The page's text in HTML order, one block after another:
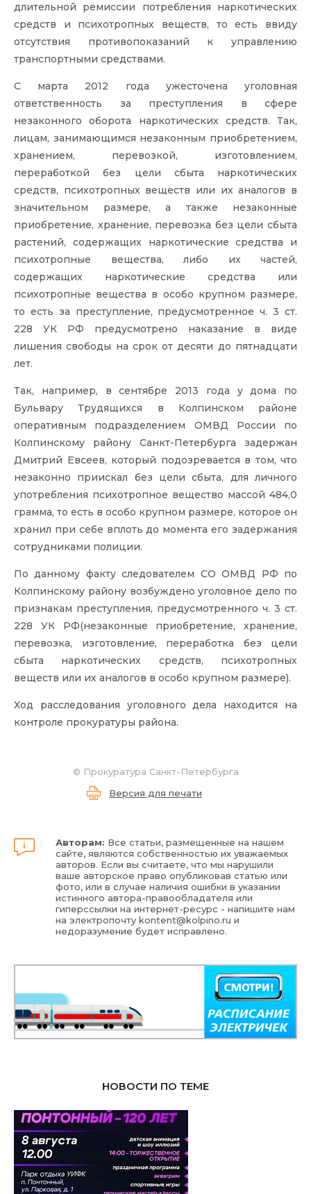
длительной ремиссии потребления наркотических
средств и психотропных веществ, то есть ввиду
отсутствия противопоказаний к управлению
транспортными средствами.
С марта 2012 года ужесточена уголовная
ответственность за преступления в сфере
незаконного оборота наркотических средств. Так,
лицам, занимающимся незаконным приобретением,
хранением, перевозкой, изготовлением,
переработкой без цели сбыта наркотических
средств, психотропных веществ или их аналогов в
значительном размере, а также незаконные
приобретение, хранение, перевозка без цели сбыта
растений, содержащих наркотические средства и
психотропные вещества, либо их частей,
содержащих наркотические средства или
психотропные вещества в особо крупном размере,
то есть за преступление, предусмотренное ч. 3 ст.
228 УК РФ предусмотрено наказание в виде
лишения свободы на срок от десяти до пятнадцати
лет.
Так, например, в сентябре 2013 года у дома по
Бульвару Трудящихся в Колпинском районе
оперативным подразделением ОМВД России по
Колпинскому району Санкт-Петербурга задержан
Дмитрий Евсеев, который подозревается в том, что
незаконно приискал без цели сбыта, для личного
употребления психотропное вещество массой 484,0
грамма, то есть в особо крупном размере, которое он
хранил при себе вплоть до момента его задержания
сотрудниками полиции.
По данному факту следователем СО ОМВД РФ по
Колпинскому району возбуждено уголовное дело по
признакам преступления, предусмотренного ч. 3 ст.
228 УК РФ(незаконные приобретение, хранение,
перевозка, изготовление, переработка без цели
сбыта наркотических средств, психотропных
веществ или их аналогов в особо крупном размере).
Ход расследования уголовного дела находится на
контроле прокуратуры района.
© Прокуратура Санкт-Петербурга
Версия для печати
Авторам: Все статьи, размещенные на нашем
сайте, являются собственностью их уважаемых
авторов. Если вы считаете, что мы нарушили
ваше авторское право опубликовав статью или
фото, или в случае наличия ошибки в указании
истинного автора-правообладателя или
гиперссылки на интернет-ресурс - напишите нам
на электропочтуkontent@kolpino.ru и
недоразумение будет исправлено.
НОВОСТИ ПО ТЕМЕ